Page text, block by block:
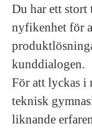
Du har ett stort
nyfikenhet för
kunddialogen.
För att lyckas i
teknisk
liknande